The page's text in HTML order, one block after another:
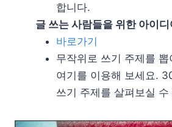
합니다.
글 쓰는 사람들을 위한 아이
바로가기
무작위로 쓰기 주제를
여기를 이용해 보세요.
쓰기 주제를 살펴보실 수